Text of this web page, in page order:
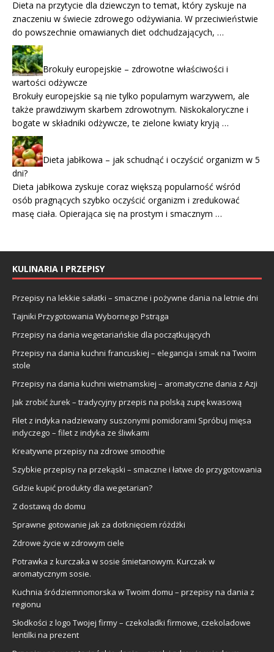
Dieta na przytycie dla dziewczyn to temat, który zyskuje na
znaczeniu w świecie zdrowego odżywiania. W przeciwieństwie
do powszechnie omawianych diet odchudzających, …
Brokuły europejskie – zdrowotne właściwości i
wartości odżywcze
Brokuły europejskie są nie tylko popularnym warzywem, ale
także prawdziwym skarbem zdrowotnym. Niskokaloryczne i
bogate w składniki odżywcze, te zielone kwiaty kryją …
Dieta jabłkowa – jak schudnąć i oczyścić organizm w 5
dni?
Dieta jabłkowa zyskuje coraz większą popularność wśród
osób pragnących szybko oczyścić organizm i zredukować
masę ciała. Opierająca się na prostym i smacznym …
KULINARIA I PRZEPISY
Przepisy na lekkie sałatki – smaczne i pożywne dania na letnie dni
Tajniki Przygotowania Wybornego Pstrąga
Przepisy na dania wegetariańskie dla początkujących
Przepisy na dania kuchni francuskiej – elegancja i smak na Twoim
stole
Przepisy na dania kuchni wietnamskiej – aromatyczne dania z Azji
Jak zrobić żurek – tradycyjny przepis na polską zupę kwasową
Filet z indyka nadziewany suszonymi pomidorami Spróbuj mięsa
indyczego – filet z indyka ze śliwkami
Kreatywne przepisy na zdrowe smoothie
Szybkie przepisy na przekąski – smaczne i łatwe do przygotowania
Gdzie kupić produkty dla wegetarian?
Z dostawą do domu
Sprawne gotowanie jak za dotknięciem różdżki
Zdrowe życie w zdrowym ciele
Potrawka z kurczaka w sosie śmietanowym. Kurczak w
aromatycznym sosie.
Kuchnia śródziemnomorska w Twoim domu – przepisy na dania z
regionu
Słodkości z logo Twojej firmy – czekoladki firmowe, czekoladowe
lentilki na prezent